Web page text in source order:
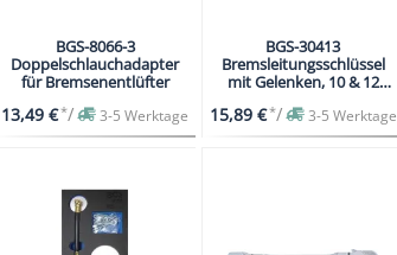
BGS-8066-3
Doppelschlauchadapter
für Bremsenentlüfter
13,49 €*/ 3-5 Werktage
BGS-30413
Bremsleitungsschlüssel
mit Gelenken, 10 & 12
15,89 €*/ 3-5 Werktage